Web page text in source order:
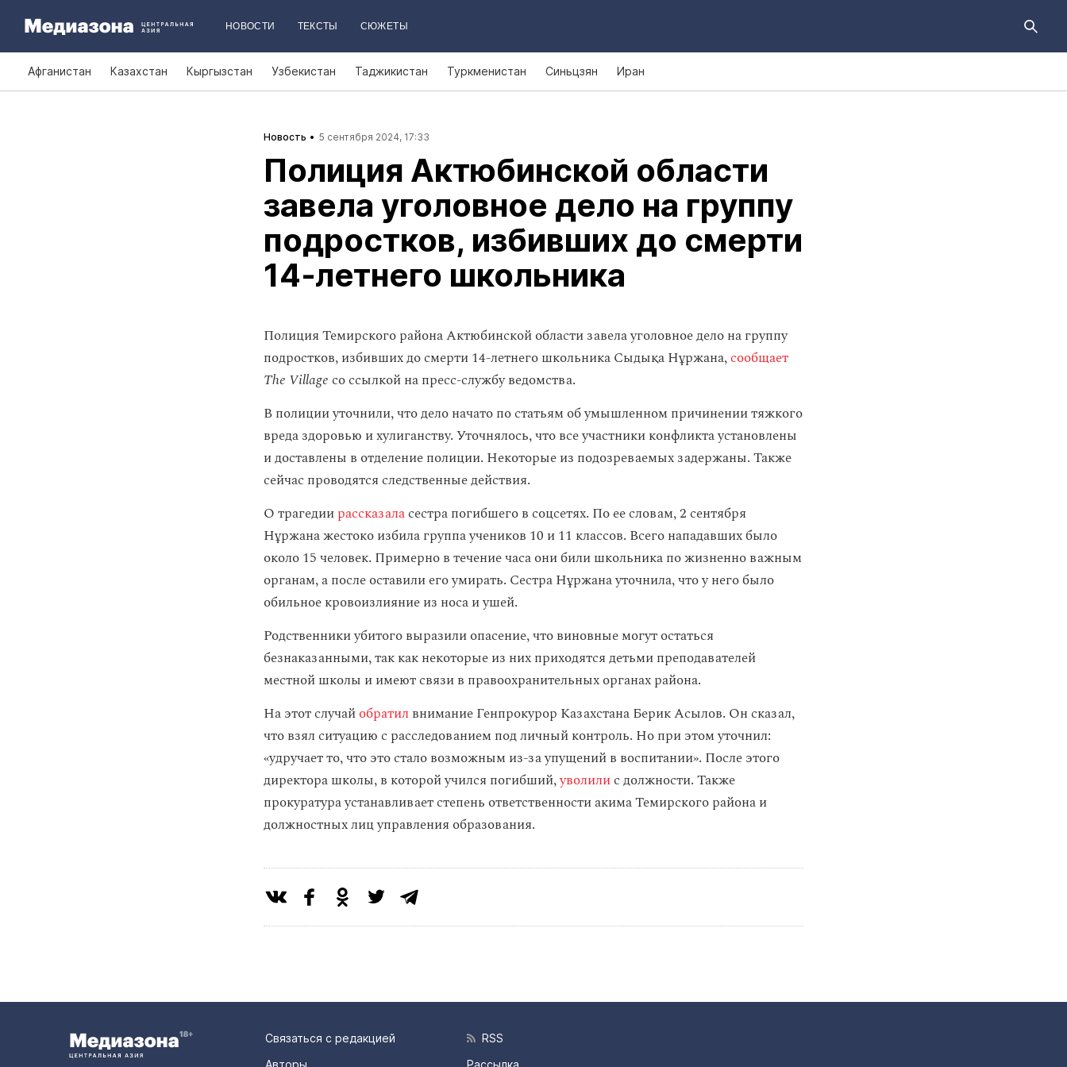
НОВОСТИ ТЕКСТЫ СЮЖЕТЫ
Афганистан Казахстан Кыргызстан Узбекистан Таджикистан Туркменистан Синьцзян Иран
Новость 5 сентября 2024, 17:33
Полиция Актюбинской области
завела уголовное дело на группу
подростков, избивших до смерти
14‑летнего школьника
Полиция Темирского района Актюбинской области завела уголовное дело на группу
подростков, избивших до смерти 14-летнего школьника Сыдықа Нұржана,сообщает
The Villageсо ссылкой на пресс-службу ведомства.
В полиции уточнили, что дело начато по статьям об умышленном причинении тяжкого
вреда здоровью и хулиганству. Уточнялось, что все участники конфликта установлены
и доставлены в отделение полиции. Некоторые из подозреваемых задержаны. Также
сейчас проводятся следственные действия.
О трагедиирассказаласестра погибшего в соцсетях. По ее словам, 2 сентября
Нұржана жестоко избила группа учеников 10 и 11 классов. Всего нападавших было
около 15 человек. Примерно в течение часа они били школьника по жизненно важным
органам, а после оставили его умирать. Сестра Нұржана уточнила, что у него было
обильное кровоизлияние из носа и ушей.
Родственники убитого выразили опасение, что виновные могут остаться
безнаказанными, так как некоторые из них приходятся детьми преподавателей
местной школы и имеют связи в правоохранительных органах района.
На этот случайобратил внимание Генпрокурор Казахстана Берик Асылов. Он сказал,
что взял ситуацию с расследованием под личный контроль. Но при этом уточнил:
«удручает то, что это стало возможным из-за упущений в воспитании». После этого
директора школы, в которой учился погибший,уволилис должности. Также
прокуратура устанавливает степень ответственности акима Темирского района и
должностных лиц управления образования.
Связаться с редакцией
Авторы
RSS
Рассылка